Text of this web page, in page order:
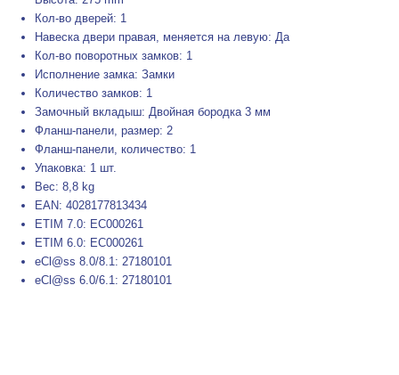
Кол-во дверей: 1
Навеска двери правая, меняется на левую: Да
Кол-во поворотных замков: 1
Исполнение замка: Замки
Количество замков: 1
Замочный вкладыш: Двойная бородка 3 мм
Фланш-панели, размер: 2
Фланш-панели, количество: 1
Упаковка: 1 шт.
Вес: 8,8 kg
EAN: 4028177813434
ETIM 7.0: EC000261
ETIM 6.0: EC000261
eCl@ss 8.0/8.1: 27180101
eCl@ss 6.0/6.1: 27180101